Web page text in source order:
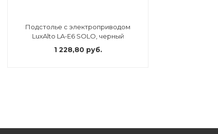
Подстолье с электроприводом
LuxAlto LA-E6 SOLO, черный
1 228,80 руб.